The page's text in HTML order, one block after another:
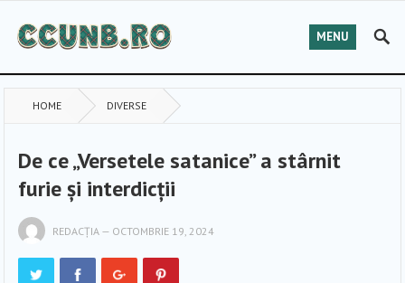
MENU
HOME DIVERSE
De ce „Versetele satanice” a stârnit
furie și interdicții
REDACȚIA — OCTOMBRIE 19, 2024